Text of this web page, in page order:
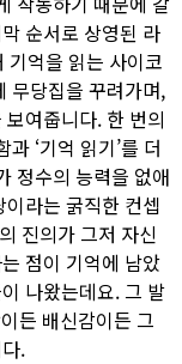
순서로 상영된 라
기억을 읽는 사이코
무당집을 꾸려가며,
여줍니다. 한 번의
‘기억 읽기’를 더
정수의 능력을 없애
라는 굵직한 컨셉
진의가 그저 자신
점이 기억에 남았
나왔는데요. 그 발
든 배신감이든 그
.